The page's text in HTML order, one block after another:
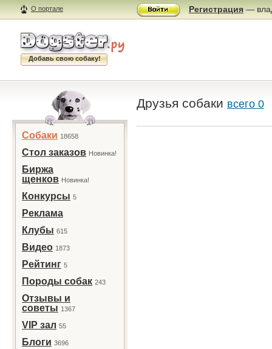
О портале Регистрация —
Добавь свою собаку!
Собаки 18658
Стол заказов Новинка!
Биржа
щенков Новинка!
Конкурсы 5
Реклама
Клубы 615
Видео 1873
Рейтинг 5
Породы собак 243
Отзывы и
советы 1367
VIP зал 55
Блоги 3696
Друзья собаки всего 0